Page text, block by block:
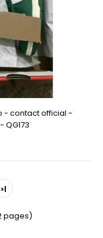
- contact official -
>|
pages)